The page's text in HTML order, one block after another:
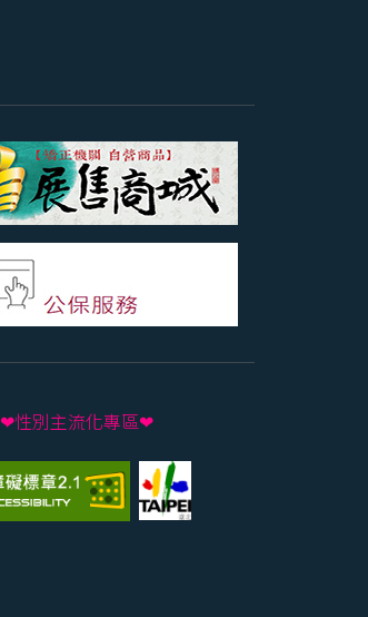
❤性別主流化專區❤